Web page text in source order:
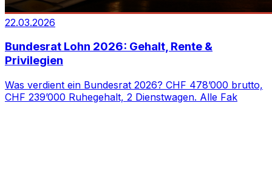
22.03.2026
Bundesrat Lohn 2026: Gehalt, Rente &
Privilegien
Was verdient ein Bundesrat 2026? CHF 478’000 brutto,
CHF 239’000 Ruhegehalt, 2 Dienstwagen. Alle Fak